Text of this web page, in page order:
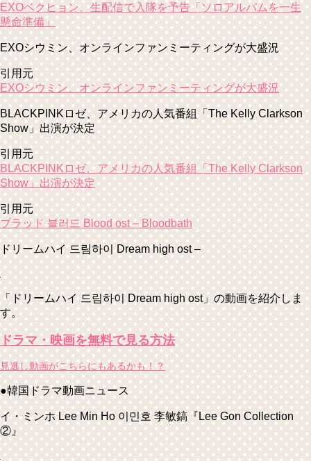
EXOベクヒョン、生配信で入隊を予告「ソロアルバムを一生
懸命準備」
EXOシウミン、オンラインファンミーティングが大盛況
引用元
EXOシウミン、オンラインファンミーティングが大盛況
BLACKPINKロゼ、アメリカの人気番組「The Kelly Clarkson
Show」出演が決定
引用元
BLACKPINKロゼ、アメリカの人気番組「The Kelly Clarkson
Show」出演が決定
引用元
ブラッド 블러드 Blood ost – Bloodbath
ドリームハイ 드림하이 Dream high ost –
「ドリームハイ 드림하이 Dream high ost」の動画を紹介しま
す。
ドラマ・映画を無料で見る方法
見逃し動画がこちらにもあるかも！？
●韓国ドラマ動画ニュース
イ・ミンホ Lee Min Ho 이민호 李敏鎬『Lee Gon Collection
②』